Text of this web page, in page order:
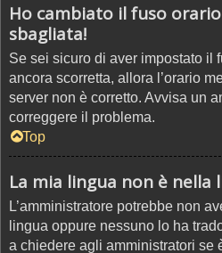
Ho cambiato il fuso
sbagliata!
Se sei sicuro di aver impostato il
ancora scorretta, allora l’orario
server non è corretto. Avvisa un
correggere il problema.
Top
La mia lingua non è nella
L’amministratore potrebbe non
lingua oppure nessuno lo ha
a chiedere agli amministratori se